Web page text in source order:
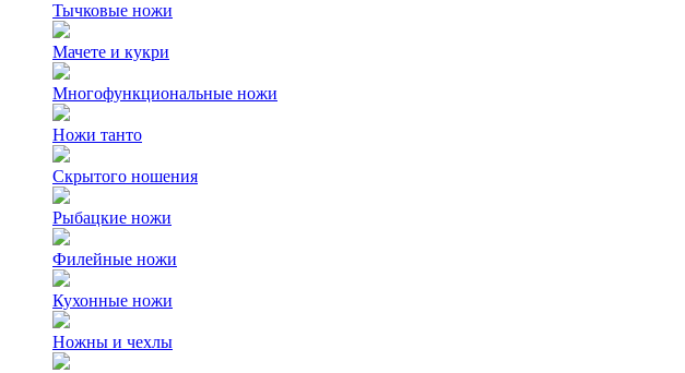
Тычковые ножи
Мачете и кукри
Многофункциональные ножи
Ножи танто
Скрытого ношения
Рыбацкие ножи
Филейные ножи
Кухонные ножи
Ножны и чехлы